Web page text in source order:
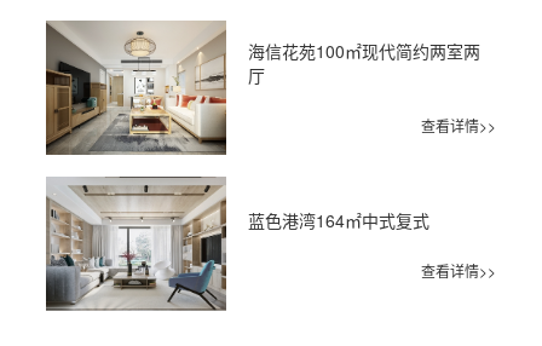
海信花苑100㎡现代简约两室两
厅
查看详情>>
蓝色港湾164㎡中式复式
查看详情>>